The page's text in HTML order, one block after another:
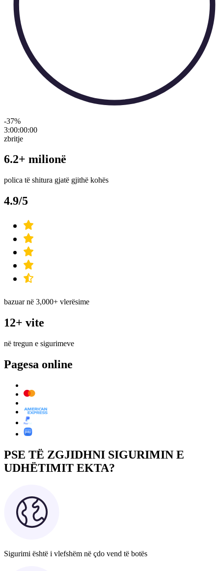
-37%
3:00:00:00
zbritje
6.2+ milionë
polica të shitura gjatë gjithë kohës
4.9/5
bazuar në 3,000+ vlerësime
12+ vite
në tregun e sigurimeve
Pagesa online
PSE TË ZGJIDHNI SIGURIMIN E
UDHËTIMIT EKTA?
Sigurimi është i vlefshëm në çdo vend të botës